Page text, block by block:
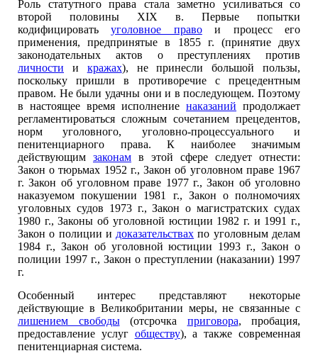
Роль статутного права стала заметно усиливаться со
второй половины XIX в. Первые попытки
кодифицироватьуголовное правои процесс его
применения, предпринятые в 1855 г. (принятие двух
законодательных актов о преступлениях против
личности и кражах), не принесли большой пользы,
поскольку пришли в противоречие с прецедентным
правом. Не были удачны они и в последующем. Поэтому
в настоящее время исполнение наказаний продолжает
регламентироваться сложным сочетанием прецедентов,
норм уголовного, уголовно-процессуального и
пенитенциарного права. К наиболее значимым
действующим законам в этой сфере следует отнести:
Закон о тюрьмах 1952 г., Закон об уголовном праве 1967
г. Закон об уголовном праве 1977 г., Закон об уголовно
наказуемом покушении 1981 г., Закон о полномочиях
уголовных судов 1973 г., Закон о магистратских судах
1980 г., Законы об уголовной юстиции 1982 г. и 1991 г.,
Закон о полиции и доказательствах по уголовным делам
1984 г., Закон об уголовной юстиции 1993 г., Закон о
полиции 1997 г., Закон о преступлении (наказании) 1997
г.
Особенный интерес представляют некоторые
действующие в Великобритании меры, не связанные с
лишением свободы(отсрочка приговора, пробация,
предоставление услуг обществу), а также современная
пенитенциарная система.